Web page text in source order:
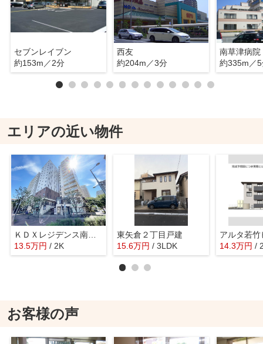
セブンレイブン
約153m／2分
西友
約204m／3分
南草津病院
約335m／
エリアの近い物件
ＫＤＸレジデンス南草津
13.5万円 / 2K
東矢倉２丁目戸建
15.6万円 / 3LDK
アルタ若竹
14.3万円 /
お客様の声